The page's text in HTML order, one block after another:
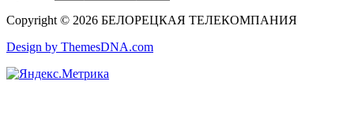
Copyright © 2026 БЕЛОРЕЦКАЯ ТЕЛЕКОМПАНИЯ
Design by ThemesDNA.com